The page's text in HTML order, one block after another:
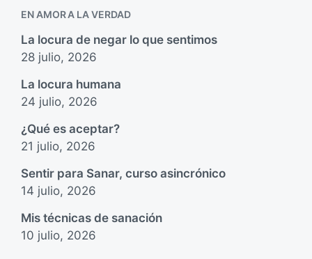
r
EN AMOR A LA VERDAD
La locura de negar lo que sentimos
28 julio, 2026
La locura humana
24 julio, 2026
¿Qué es aceptar?
21 julio, 2026
Sentir para Sanar, curso asincrónico
14 julio, 2026
Mis técnicas de sanación
10 julio, 2026